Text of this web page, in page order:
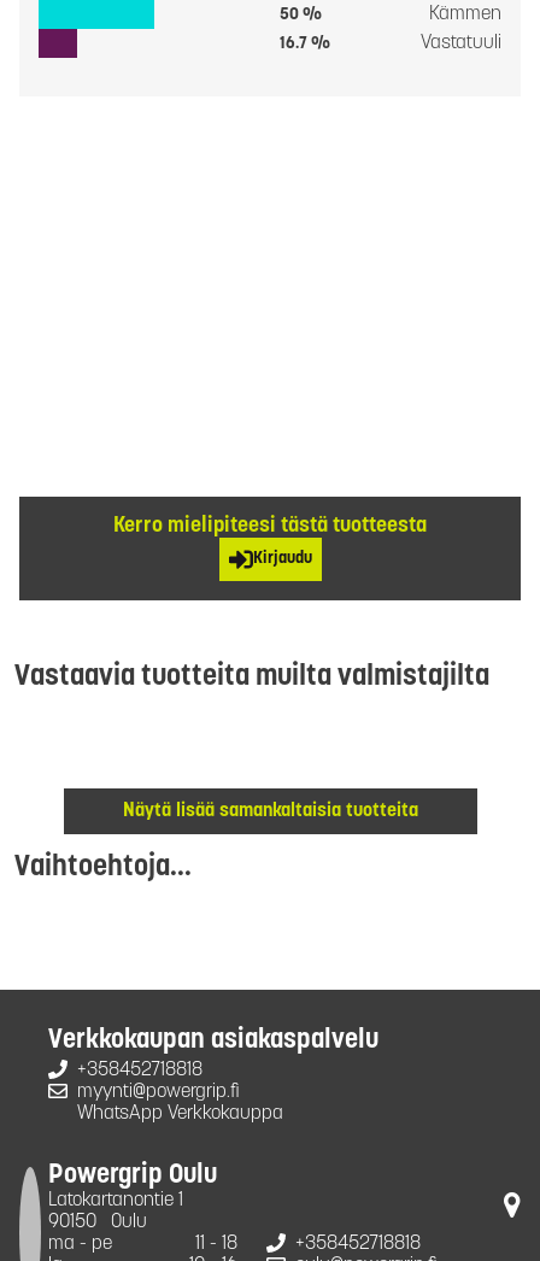
50 % Kämmen
16.7 % Vastatuuli
Kerro mielipiteesi tästä tuotteesta
Kirjaudu
Vastaavia tuotteita muilta valmistajilta
Näytä lisää samankaltaisia tuotteita
Vaihtoehtoja...
Verkkokaupan asiakaspalvelu
+358452718818
myynti@powergrip.fi
WhatsApp Verkkokauppa
Powergrip Oulu
Latokartanontie 1
90150
Oulu
ma - pe
11 - 18
+358452718818